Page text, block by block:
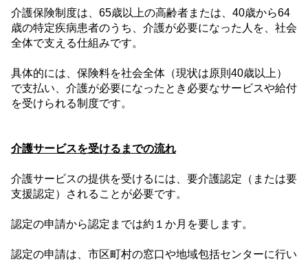
介護保険制度は、 65歳以上の高齢者または、 40歳から64
歳の特定疾病患者のうち、介護が必要になった人を、社会
全体で支える仕組みです。
具体的には、保険料を社会全体（現状は原則 40歳以上）
で支払い、介護が必要になったとき必要なサービスや給付
を受けられる制度です。
介護サービスを受けるまでの流れ
介護サービスの提供を受けるには、要介護認定（または要
支援認定）されることが必要です。
認定の申請から認定までは約１か月を要します。
認定の申請は、市区町村の窓口や地域包括センターに行い